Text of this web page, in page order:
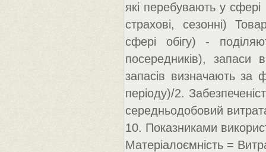
які перебувають у сфері
страхові, сезонні)
сфері обігу) -
посередників),
запасів визначають
періоду)/2.
середньодобовий
10. Показниками
Матеріалоємність =